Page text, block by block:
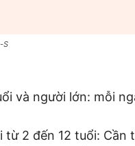
S
và người lớn: mỗi
2 đến 12 tuổi: Cần